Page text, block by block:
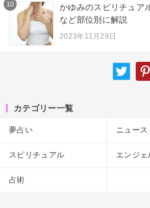
10
かゆみのスピリチュア
など部位別に解説
2023年11月29日
カテゴリー一覧
夢占い ニュース
スピリチュアル エンジェ
占術